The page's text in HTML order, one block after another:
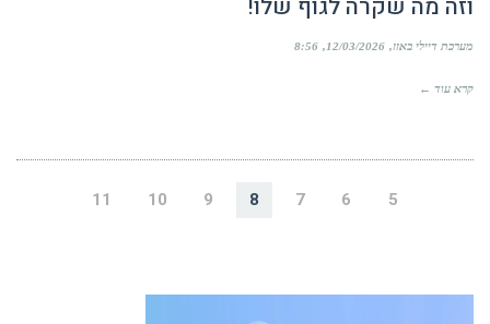
וזה מה שקרה לגוף שלו!
מערכת דיילי באזז 12/03/2026
8:56
קרא עוד ←
5
6
7
8
9
10
11